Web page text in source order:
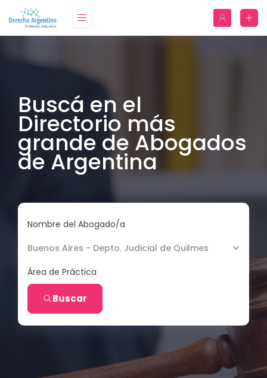
Buscá en el
Directorio más
grande de Abogados
de Argentina
Nombre del Abogado/a
Buenos Aires - Depto. Judicial de Quilmes
Área de Práctica
Buscar